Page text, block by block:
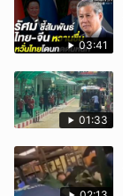
03:41
01:33